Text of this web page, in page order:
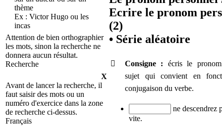
thème
Ex : Victor Hugo ou les
incas
Attention de bien orthographier
les mots, sinon la recherche ne
donnera aucun résultat.
Recherche
X
Avant de lancer la recherche, il
faut saisir des mots ou un
numéro d'exercice dans la zone
de recherche ci-dessus.
Français
Ecrire le pronom
(2)
• Série aléatoire
 Consigne : écris le
sujet qui convient en
conjugaison du verbe.
ne descendrez
vite.